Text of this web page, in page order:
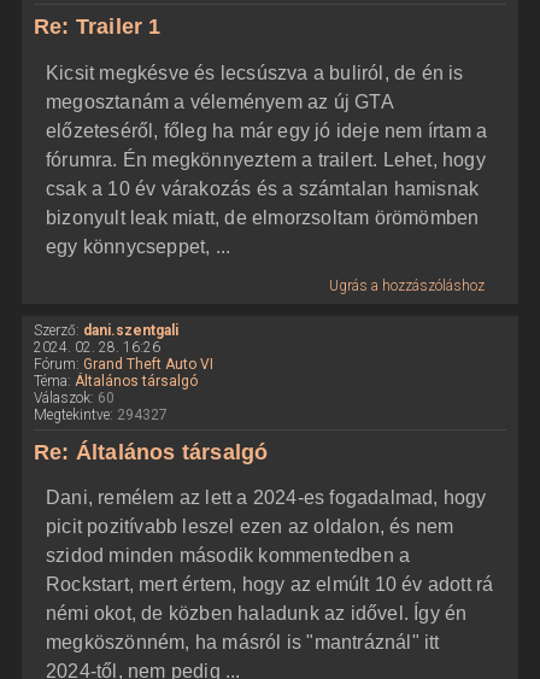
Re: Trailer 1
Kicsit megkésve és lecsúszva a buliról, de én is
megosztanám a véleményem az új GTA
előzeteséről, főleg ha már egy jó ideje nem írtam a
fórumra. Én megkönnyeztem a trailert. Lehet, hogy
csak a 10 év várakozás és a számtalan hamisnak
bizonyult leak miatt, de elmorzsoltam örömömben
egy könnycseppet, ...
Ugrás a hozzászóláshoz
Szerző: dani.szentgali
2024. 02. 28. 16:26
Fórum: Grand Theft Auto VI
Téma: Általános társalgó
Válaszok: 60
Megtekintve: 294327
Re: Általános társalgó
Dani, remélem az lett a 2024-es fogadalmad, hogy
picit pozitívabb leszel ezen az oldalon, és nem
szidod minden második kommentedben a
Rockstart, mert értem, hogy az elmúlt 10 év adott rá
némi okot, de közben haladunk az idővel. Így én
megköszönném, ha másról is "mantráznál" itt
2024-től, nem pedig ...